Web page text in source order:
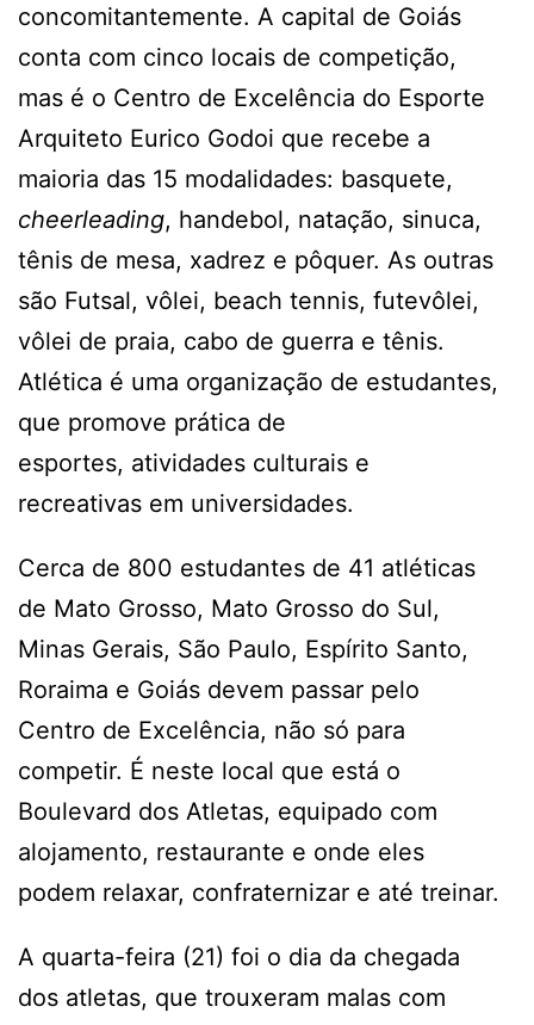
concomitantemente. A capital de Goiás
conta com cinco locais de competição,
mas é o Centro de Excelência do Esporte
Arquiteto Eurico Godoi que recebe a
maioria das 15 modalidades: basquete,
cheerleading, handebol, natação, sinuca,
tênis de mesa, xadrez e pôquer. As outras
são Futsal, vôlei, beach tennis, futevôlei,
vôlei de praia, cabo de guerra e tênis.
Atlética é uma organização de estudantes,
que promove prática de
esportes, atividades culturais e
recreativas em universidades.
Cerca de 800 estudantes de 41 atléticas
de Mato Grosso, Mato Grosso do Sul,
Minas Gerais, São Paulo, Espírito Santo,
Roraima e Goiás devem passar pelo
Centro de Excelência, não só para
competir. É neste local que está o
Boulevard dos Atletas, equipado com
alojamento, restaurante e onde eles
podem relaxar, confraternizar e até treinar.
A quarta-feira (21) foi o dia da chegada
dos atletas, que trouxeram malas com